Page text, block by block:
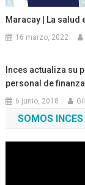
Maracay | La salud
16 marzo, 2022
Inces actualiza su
personal de
6 junio, 2018
SOMOS INCES